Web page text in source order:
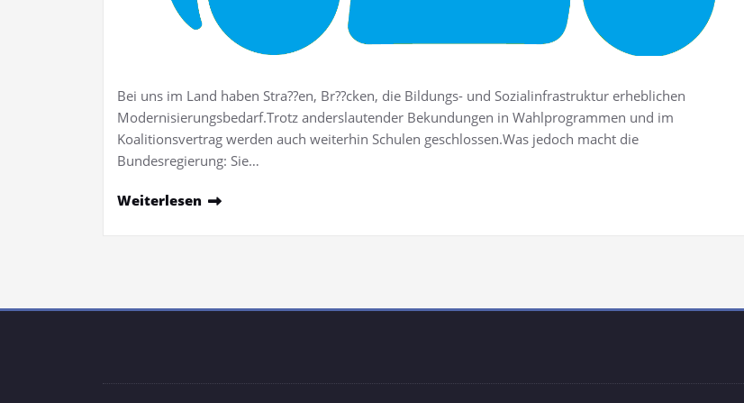
Bei uns im Land haben Stra??en, Br??cken, die Bildungs- und Sozialinfrastruktur erheblichen
Modernisierungsbedarf.Trotz anderslautender Bekundungen in Wahlprogrammen und im
Koalitionsvertrag werden auch weiterhin Schulen geschlossen.Was jedoch macht die
Bundesregierung: Sie…
Weiterlesen